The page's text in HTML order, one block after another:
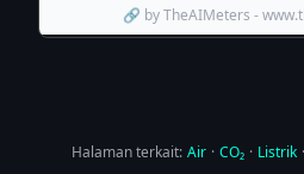
Halaman terkait: Air · CO₂ · Listrik ·